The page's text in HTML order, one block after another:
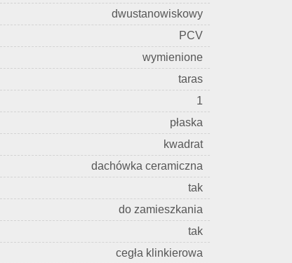
dwustanowiskowy
PCV
wymienione
taras
1
płaska
kwadrat
dachówka ceramiczna
tak
do zamieszkania
tak
cegła klinkierowa